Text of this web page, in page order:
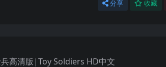
分享 收藏
高清版|Toy Soldiers HD中文